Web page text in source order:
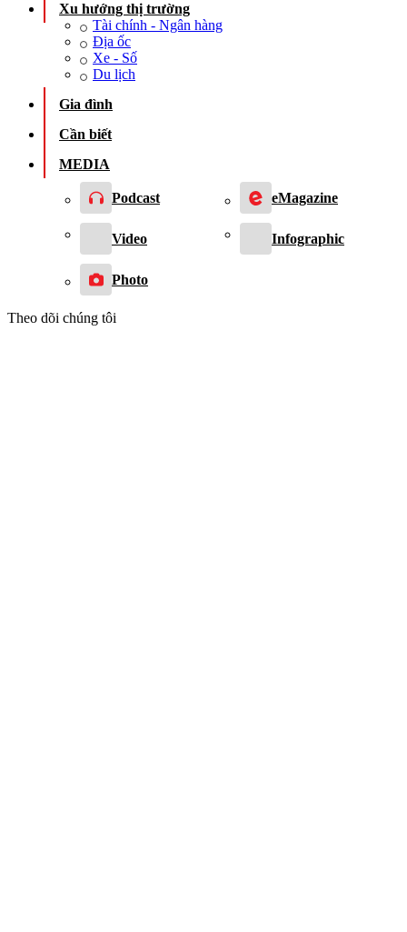
Xu hướng thị trường
Tài chính - Ngân hàng
Địa ốc
Xe - Số
Du lịch
Gia đình
Cần biết
MEDIA
Podcast eMagazine
Video Infographic
Photo
Theo dõi chúng tôi